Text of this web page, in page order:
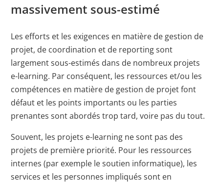
Benutzers bei allen
massivement sous-estimé
Les efforts et les exigences en matière de gestion de
projet, de coordination et de reporting sont
largement sous-estimés dans de nombreux projets
e-learning. Par conséquent, les ressources et/ou les
compétences en matière de gestion de projet font
défaut et les points importants ou les parties
prenantes sont abordés trop tard, voire pas du tout.
Souvent, les projets e-learning ne sont pas des
projets de première priorité. Pour les ressources
internes (par exemple le soutien informatique), les
services et les personnes impliqués sont en